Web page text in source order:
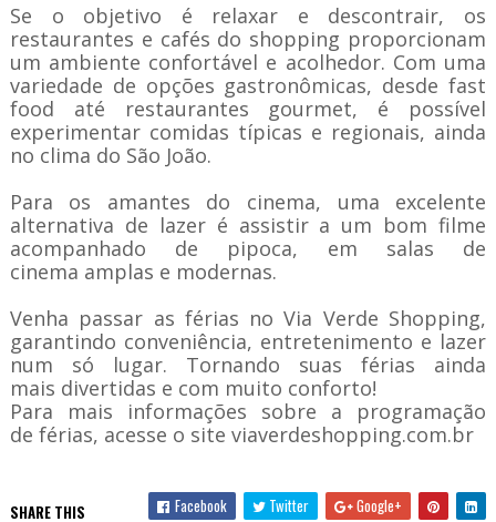
Se o objetivo é relaxar e descontrair, os
restaurantes e cafés do shopping proporcionam
um ambiente confortável e acolhedor. Com uma
variedade de opções gastronômicas, desde fast
food até restaurantes gourmet, é possível
experimentar comidas típicas e regionais, ainda
no clima do São João.
Para os amantes do cinema, uma excelente
alternativa de lazeré assistir a um bom filme
acompanhado de pipoca, em salas de
cinema amplas e modernas.
Venha passar as férias noVia Verde Shopping,
garantindo conveniência, entretenimento e lazer
num só lugar. Tornando suas férias ainda
mais divertidas e com muito conforto!
Para mais informações sobre a programação
de férias, acesse o site viaverdeshopping.com.br
SHARE THIS Facebook Twitter Google+